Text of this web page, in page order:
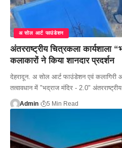
अ सोल आर्ट फाउंडेशन
अंतरराष्ट्रीय चित्रकला कार्यशाला
कलाकारों ने किया शानदार प्रदर्शन
देहरादून. अ सोल आर्ट फाउंडेशन एवं
तत्वावधान में "भद्राज मंदिर - 2.0"
Admin 5 Min Read